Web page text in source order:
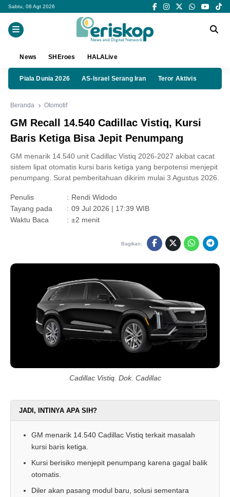
Sabtu, 08 Agt 2026
News SHEroes HALALive
Piala Dunia 2026 AS-Israel Serang Iran Teror Aktivis
Beranda Otomotif
GM Recall 14.540 Cadillac Vistiq, Kursi
Baris Ketiga Bisa Jepit Penumpang
GM menarik 14.540 unit Cadillac Vistiq 2026-2027 akibat cacat
sistem lipat otomatis kursi baris ketiga yang berpotensi menjepit
penumpang. Surat pemberitahuan dikirim mulai 3 Agustus 2026.
Penulis : Rendi Widodo
Tayang pada
: 09 Jul 2026 | 17:39 WIB
Waktu Baca
: ±2 menit
Bagikan:
Cadillac Vistiq. Dok. Cadillac
JADI, INTINYA APA SIH?
GM menarik 14.540 Cadillac Vistiq terkait masalah
kursi baris ketiga.
Kursi berisiko menjepit penumpang karena gagal balik
otomatis.
Diler akan pasang modul baru, solusi sementara